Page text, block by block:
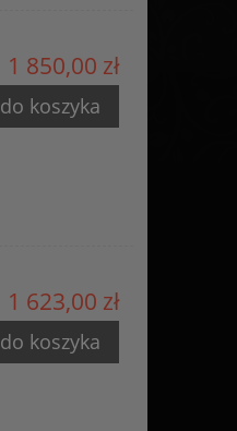
1 850,00 zł
do koszyka
1 623,00 zł
do koszyka